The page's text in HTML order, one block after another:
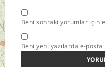
Beni sonraki yorumlar için
Beni yeni yazılarda e-